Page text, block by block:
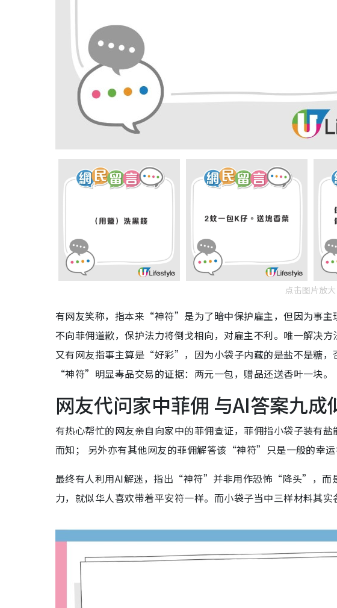
点击图片放大
有网友笑称，指本来“神符”是为了暗中保护雇主，但因为事
不向菲佣道歉，保护法力将倒戈相向，对雇主不利。唯一解决
又有网友指事主算是“好彩”，因为小袋子内藏的是盐不是糖
“神符”明显毒品交易的证据：两元一包，赠品还送香叶一块。
网友代问家中菲佣 与AI答案九成
有热心帮忙的网友亲自向家中的菲佣查证，菲佣指小袋子装有
而知； 另外亦有其他网友的菲佣解答该“神符”只是一般的幸
最终有人利用AI解迷，指出“神符”并非用作恐怖“降头”，而
力，就似华人喜欢带着平安符一样。而小袋子当中三样材料其实